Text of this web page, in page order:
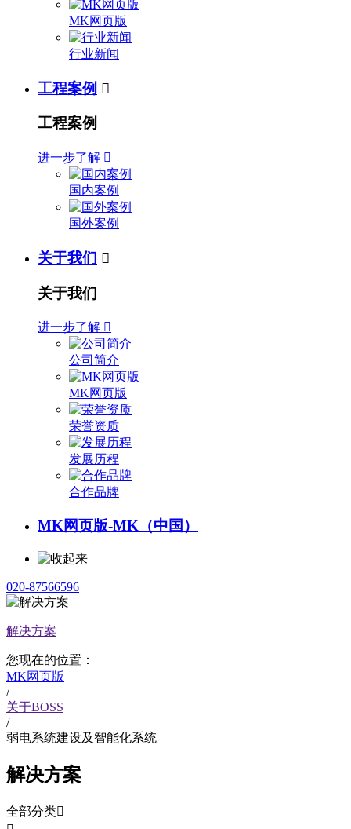
MK网页版
行业新闻
工程案例 
工程案例
进一步了解 
国内案例
国外案例
关于我们 
关于我们
进一步了解 
公司简介
MK网页版
荣誉资质
发展历程
合作品牌
MK网页版-MK（中国）
020-87566596
解决方案
您现在的位置：
MK网页版
/
关于BOSS
/
弱电系统建设及智能化系统
解决方案
全部分类